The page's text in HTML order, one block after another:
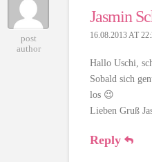
post
author
Jasmin
16.08.2013 AT
Hallo Uschi,
Sobald sich
los 😉
Lieben Gruß
Reply